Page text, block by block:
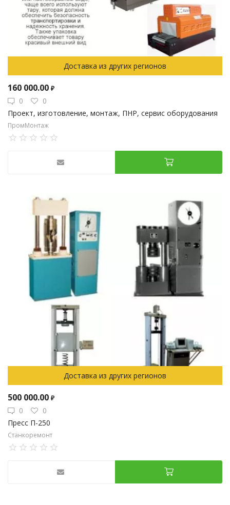
Доставка из других регионов
160 000.00 ₽
0
0
Проект, изготовление, монтаж, ПНР, сервис оборудования
ПромМонтаж
Доставка из других регионов
500 000.00 ₽
0
0
Пресс П-250
Станкоремонт